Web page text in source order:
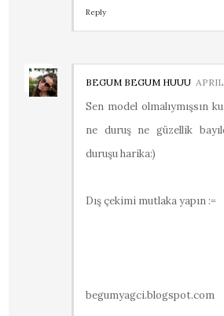
Reply
BEGUM BEGUM HUUU
Sen model olmalıymışsın
ne duruş ne güzellik
duruşu harika:)
Dış çekimi mutlaka yapın :=
begumyagci.blogspot.com